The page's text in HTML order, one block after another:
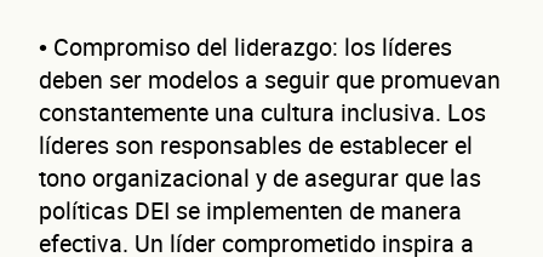
• Compromiso del liderazgo: los líderes
deben ser modelos a seguir que promuevan
constantemente una cultura inclusiva. Los
líderes son responsables de establecer el
tono organizacional y de asegurar que las
políticas DEI se implementen de manera
efectiva. Un líder comprometido inspira a